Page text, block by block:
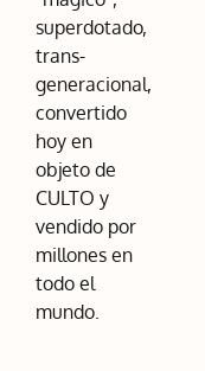
superdotado,
trans-
generacional,
convertido
hoy en
objeto de
CULTO y
vendido por
millones en
todo el
mundo.